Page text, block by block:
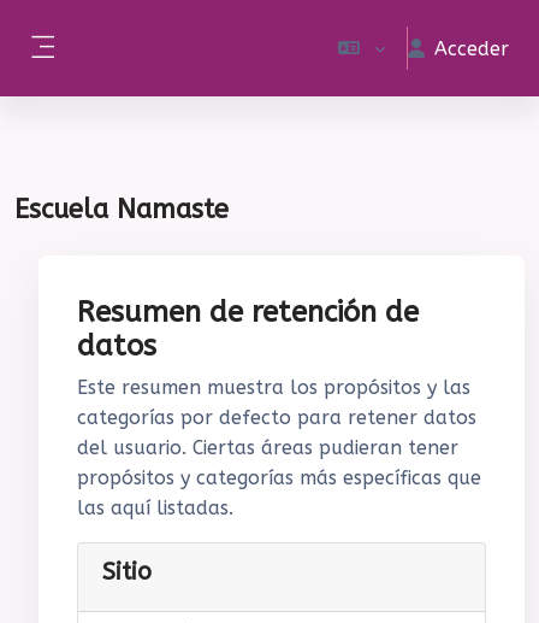
Acceder
Escuela Namaste
Resumen de retención de
datos
Este resumen muestra los propósitos y las
categorías por defecto para retener datos
del usuario. Ciertas áreas pudieran tener
propósitos y categorías más específicas que
las aquí listadas.
Sitio